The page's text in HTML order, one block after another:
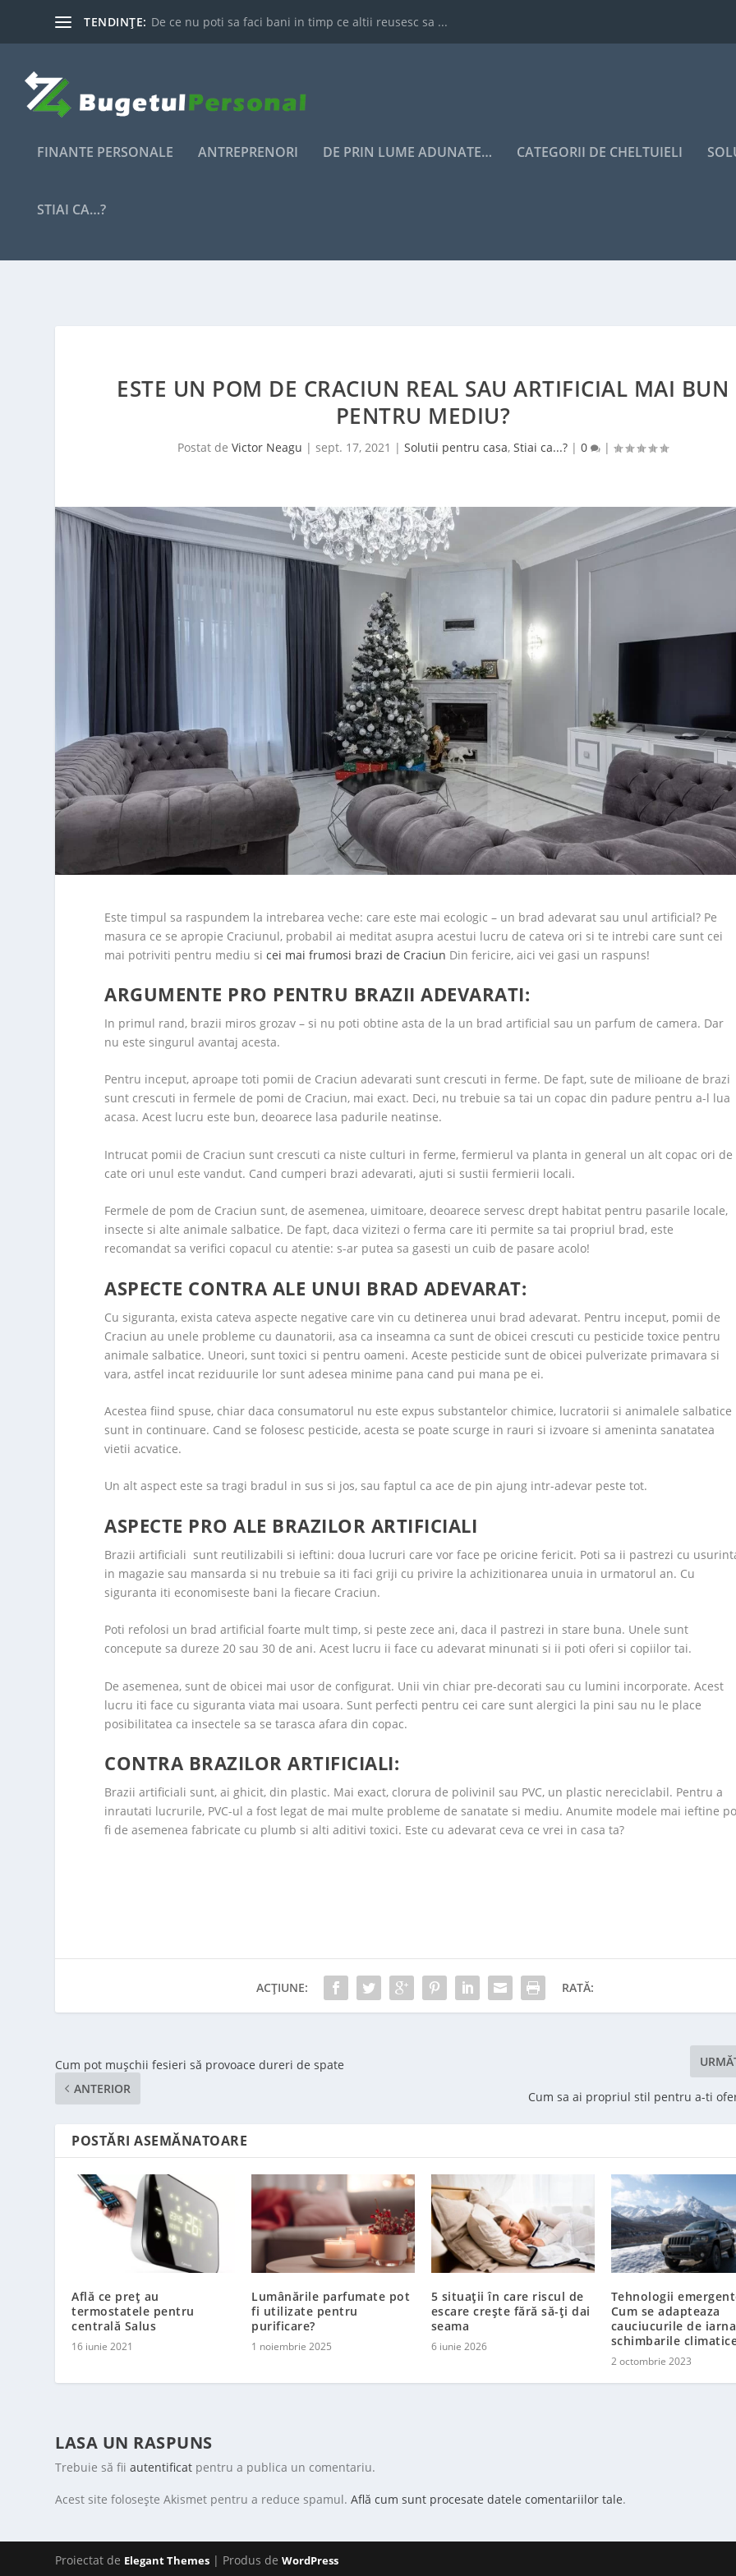
TENDINȚE: De ce nu poti sa faci bani in timp ce altii reusesc sa ...
FINANTE PERSONALE ANTREPRENORI DE PRIN LUME ADUNATE… CATEGORII DE CHELTUIELI
STIAI CA…?
ESTE UN POM DE CRACIUN REAL SAU ARTIFICIAL MAI BUN
PENTRU MEDIU?
Postat deVictor Neagu | sept. 17, 2021 |Solutii pentru casa,Stiai ca...? |0 |
Este timpul sa raspundem la intrebarea veche: care este mai ecologic – un brad adevarat sau unul artificial? Pe
masura ce se apropie Craciunul, probabil ai meditat asupra acestui lucru de cateva ori si te intrebi care sunt cei
mai potriviti pentru mediu sicei mai frumosi brazi de Craciun Din fericire, aici vei gasi un raspuns!
ARGUMENTE PRO PENTRU BRAZII ADEVARATI:
In primul rand, brazii miros grozav – si nu poti obtine asta de la un brad artificial sau un parfum de camera. Dar
nu este singurul avantaj acesta.
Pentru inceput, aproape toti pomii de Craciun adevarati sunt crescuti in ferme. De fapt, sute de milioane de brazi
sunt crescuti in fermele de pomi de Craciun, mai exact. Deci, nu trebuie sa tai un copac din padure pentru a-l lua
acasa. Acest lucru este bun, deoarece lasa padurile neatinse.
Intrucat pomii de Craciun sunt crescuti ca niste culturi in ferme, fermierul va planta in general un alt copac ori de
cate ori unul este vandut. Cand cumperi brazi adevarati, ajuti si sustii fermierii locali.
Fermele de pom de Craciun sunt, de asemenea, uimitoare, deoarece servesc drept habitat pentru pasarile locale,
insecte si alte animale salbatice. De fapt, daca vizitezi o ferma care iti permite sa tai propriul brad, este
recomandat sa verifici copacul cu atentie: s-ar putea sa gasesti un cuib de pasare acolo!
ASPECTE CONTRA ALE UNUI BRAD ADEVARAT:
Cu siguranta, exista cateva aspecte negative care vin cu detinerea unui brad adevarat. Pentru inceput, pomii de
Craciun au unele probleme cu daunatorii, asa ca inseamna ca sunt de obicei crescuti cu pesticide toxice pentru
animale salbatice. Uneori, sunt toxici si pentru oameni. Aceste pesticide sunt de obicei pulverizate primavara si
vara, astfel incat reziduurile lor sunt adesea minime pana cand pui mana pe ei.
Acestea fiind spuse, chiar daca consumatorul nu este expus substantelor chimice, lucratorii si animalele salbatice
sunt in continuare. Cand se folosesc pesticide, acesta se poate scurge in rauri si izvoare si ameninta sanatatea
vietii acvatice.
Un alt aspect este sa tragi bradul in sus si jos, sau faptul ca ace de pin ajung intr-adevar peste tot.
ASPECTE PRO ALE BRAZILOR ARTIFICIALI
Brazii artificiali sunt reutilizabili si ieftini: doua lucruri care vor face pe oricine fericit. Poti sa ii pastrezi cu
in magazie sau mansarda si nu trebuie sa iti faci griji cu privire la achizitionarea unuia in urmatorul an. Cu
siguranta iti economiseste bani la fiecare Craciun.
Poti refolosi un brad artificial foarte mult timp, si peste zece ani, daca il pastrezi in stare buna. Unele sunt
concepute sa dureze 20 sau 30 de ani. Acest lucru ii face cu adevarat minunati si ii poti oferi si copiilor tai.
De asemenea, sunt de obicei mai usor de configurat. Unii vin chiar pre-decorati sau cu lumini incorporate. Acest
lucru iti face cu siguranta viata mai usoara. Sunt perfecti pentru cei care sunt alergici la pini sau nu le place
posibilitatea ca insectele sa se tarasca afara din copac.
CONTRA BRAZILOR ARTIFICIALI:
Brazii artificiali sunt, ai ghicit, din plastic. Mai exact, clorura de polivinil sau PVC, un plastic nereciclabil. Pentru a
inrautati lucrurile, PVC-ul a fost legat de mai multe probleme de sanatate si mediu. Anumite modele mai ieftine
fi de asemenea fabricate cu plumb si alti aditivi toxici. Este cu adevarat ceva ce vrei in casa ta?
ACȚIUNE: RATĂ:
Cum pot mușchii fesieri să provoace dureri de spate
ANTERIOR
Cum sa ai propriul stil pentru a-ti
POSTĂRI ASEMĂNATOARE
Află ce preț au
termostatele pentru
centrală Salus
16 iunie 2021
Lumânările parfumate pot
fi utilizate pentru
purificare?
1 noiembrie 2025
5 situații în care riscul de
escare crește fără să-ți dai
seama
6 iunie 2026
Tehnologii
Cum se adapteaza
cauciucurile de
schimbarile
2 octombrie 2023
LASA UN RASPUNS
Trebuie să fiiautentificat pentru a publica un comentariu.
Acest site folosește Akismet pentru a reduce spamul.Află cum sunt procesate datele comentariilor tale.
Proiectat de Elegant Themes | Produs deWordPress